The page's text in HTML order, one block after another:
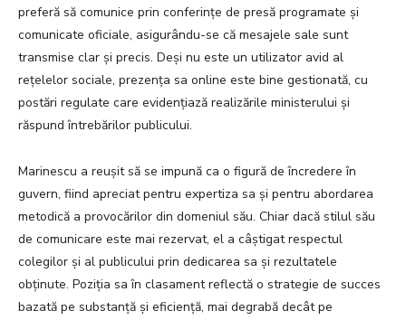
preferă să comunice prin conferințe de presă programate și
comunicate oficiale, asigurându-se că mesajele sale sunt
transmise clar și precis. Deși nu este un utilizator avid al
rețelelor sociale, prezența sa online este bine gestionată, cu
postări regulate care evidențiază realizările ministerului și
răspund întrebărilor publicului.
Marinescu a reușit să se impună ca o figură de încredere în
guvern, fiind apreciat pentru expertiza sa și pentru abordarea
metodică a provocărilor din domeniul său. Chiar dacă stilul său
de comunicare este mai rezervat, el a câștigat respectul
colegilor și al publicului prin dedicarea sa și rezultatele
obținute. Poziția sa în clasament reflectă o strategie de succes
bazată pe substanță și eficiență, mai degrabă decât pe